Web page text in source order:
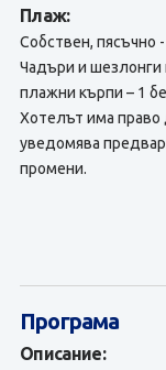
Плаж:
Собствен, пясъчно
Чадъри и шезлонги
плажни кърпи – 1
Хотелът има право
уведомява
промени.
Програма
Описание: